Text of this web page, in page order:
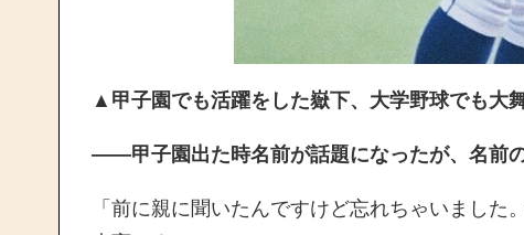
▲ 甲子園でも活躍をした嶽下、大学野球でも大
——甲子園出た時名前が話題になったが、名前
「前に親に聞いたんですけど忘れちゃいまし